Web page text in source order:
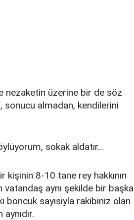
nezaketin üzerine bir de söz
sonucu almadan, kendilerini
sokak aldatır…
8-10 tane rey hakkının
vatandaş aynı şekilde bir başka
sayısıyla rakibiniz olan